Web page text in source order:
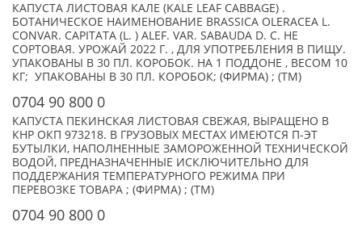
КАПУСТА ЛИСТОВАЯ КАЛЕ (KALE LEAF CABBAGE) .
БОТАНИЧЕСКОЕ НАИМЕНОВАНИЕ BRASSICA OLERACEA L.
CONVAR. CAPITATA (L. ) ALEF. VAR. SABAUDA D. С. НЕ
СОРТОВАЯ. УРОЖАЙ 2022 Г. , ДЛЯ УПОТРЕБЛЕНИЯ В ПИЩУ.
УПАКОВАНЫ В 30 ПЛ. КОРОБОК. НА 1 ПОДДОНЕ , ВЕСОМ 10
КГ; УПАКОВАНЫ В 30 ПЛ. КОРОБОК; (ФИРМА) ; (TM)
0704 90 800 0
КАПУСТА ПЕКИНСКАЯ ЛИСТОВАЯ СВЕЖАЯ, ВЫРАЩЕНО В
КНР ОКП 973218. В ГРУЗОВЫХ МЕСТАХ ИМЕЮТСЯ П-ЭТ
БУТЫЛКИ, НАПОЛНЕННЫЕ ЗАМОРОЖЕННОЙ ТЕХНИЧЕСКОЙ
ВОДОЙ, ПРЕДНАЗНАЧЕННЫЕ ИСКЛЮЧИТЕЛЬНО ДЛЯ
ПОДДЕРЖАНИЯ ТЕМПЕРАТУРНОГО РЕЖИМА ПРИ
ПЕРЕВОЗКЕ ТОВАРА ; (ФИРМА) ; (TM)
0704 90 800 0